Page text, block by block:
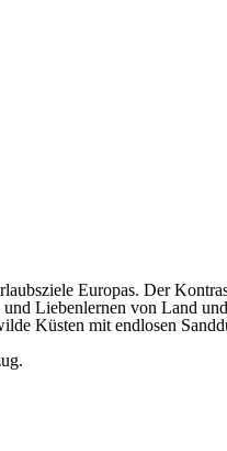
Europas. Der
Liebenlernen von Land
Küsten mit endlosen